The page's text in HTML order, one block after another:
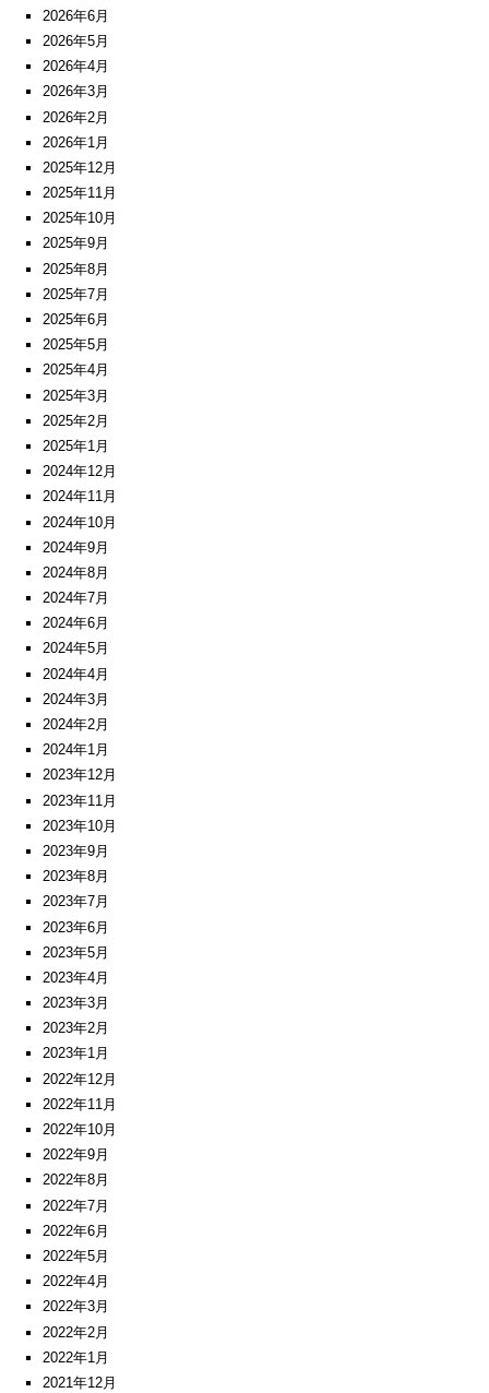
2026年6月
2026年5月
2026年4月
2026年3月
2026年2月
2026年1月
2025年12月
2025年11月
2025年10月
2025年9月
2025年8月
2025年7月
2025年6月
2025年5月
2025年4月
2025年3月
2025年2月
2025年1月
2024年12月
2024年11月
2024年10月
2024年9月
2024年8月
2024年7月
2024年6月
2024年5月
2024年4月
2024年3月
2024年2月
2024年1月
2023年12月
2023年11月
2023年10月
2023年9月
2023年8月
2023年7月
2023年6月
2023年5月
2023年4月
2023年3月
2023年2月
2023年1月
2022年12月
2022年11月
2022年10月
2022年9月
2022年8月
2022年7月
2022年6月
2022年5月
2022年4月
2022年3月
2022年2月
2022年1月
2021年12月